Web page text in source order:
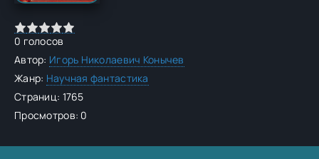
0 голосов
Автор: Игорь Николаевич Конычев
Жанр: Научная фантастика
Страниц: 1765
Просмотров: 0